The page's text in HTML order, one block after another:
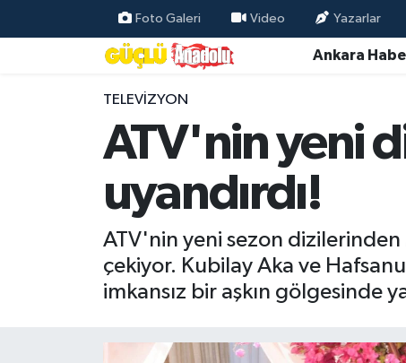
Foto Galeri Video Yazarlar
Ankara
TELEVIZYON
ATV'nin yeni
uyandırdı!
ATV'nin yeni sezon
çekiyor. Kubilay Aka ve
imkansız bir aşkın gölgesinde
Özel Haber
Resmi İlanlar
Ekonomi
Gündem